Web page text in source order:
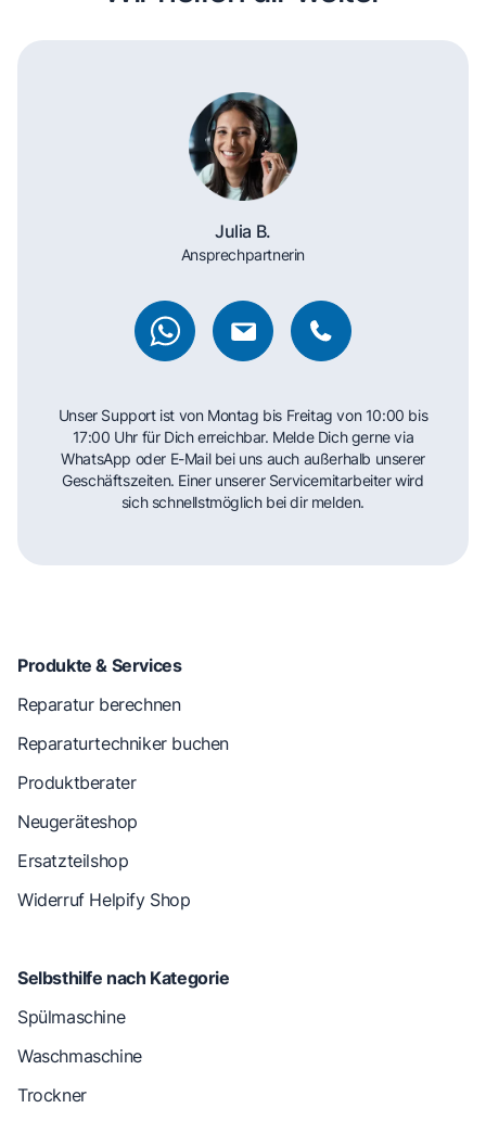
Julia B.
Ansprechpartnerin
Unser Support ist von Montag bis Freitag von 10:00 bis
17:00 Uhr für Dich erreichbar. Melde Dich gerne via
WhatsApp oder E-Mail bei uns auch außerhalb unserer
Geschäftszeiten. Einer unserer Servicemitarbeiter wird
sich schnellstmöglich bei dir melden.
Produkte & Services
Reparatur berechnen
Reparaturtechniker buchen
Produktberater
Neugeräteshop
Ersatzteilshop
Widerruf Helpify Shop
Selbsthilfe nach Kategorie
Spülmaschine
Waschmaschine
Trockner